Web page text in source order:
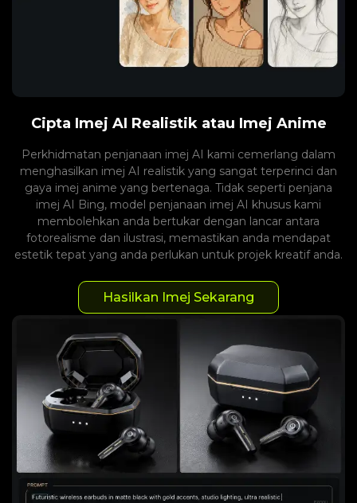
Cipta Imej AI Realistik atau Imej Anime
Perkhidmatan penjanaan imej AI kami cemerlang dalam
menghasilkan imej AI realistik yang sangat terperinci dan
gaya imej anime yang bertenaga. Tidak seperti penjana
imej AI Bing, model penjanaan imej AI khusus kami
membolehkan anda bertukar dengan lancar antara
fotorealisme dan ilustrasi, memastikan anda mendapat
estetik tepat yang anda perlukan untuk projek kreatif anda.
Hasilkan Imej Sekarang